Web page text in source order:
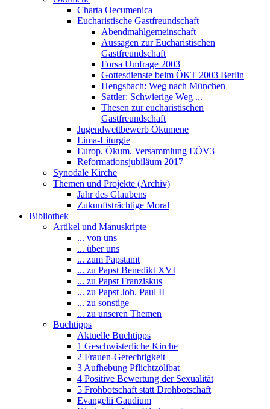
Charta Oecumenica
Eucharistische Gastfreundschaft
Abendmahlgemeinschaft
Aussagen zur Eucharistischen
Gastfreundschaft
Forsa Umfrage 2003
Gottesdienste beim ÖKT 2003 Berlin
Hengsbach: Weg nach München
Sattler: Schwierige Weg ...
Thesen zur eucharistischen
Gastfreundschaft
Jugendwettbewerb Ökumene
Lima-Liturgie
Europ. Ökum. Versammlung EÖV3
Reformationsjubiläum 2017
Synodale Kirche
Themen und Projekte (Archiv)
Jahr des Glaubens
Zukunftsträchtige Moral
Bibliothek
Artikel und Manuskripte
... von uns
... über uns
... zum Papstamt
... zu Papst Benedikt XVI
... zu Papst Franziskus
... zu Papst Joh. Paul II
... zu sonstige
... zu unseren Themen
Buchtipps
Aktuelle Buchtipps
1 Geschwisterliche Kirche
2 Frauen-Gerechtigkeit
3 Aufhebung Pflichtzölibat
4 Positive Bewertung der Sexualität
5 Frohbotschaft statt Drohbotschaft
Evangelii Gaudium